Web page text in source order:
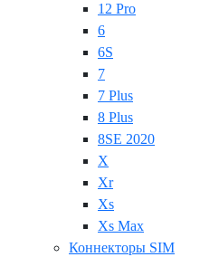
12 Pro
6
6S
7
7 Plus
8 Plus
8SE 2020
X
Xr
Xs
Xs Max
Коннекторы SIM